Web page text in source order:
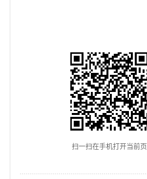
扫一扫在手机打开当前页